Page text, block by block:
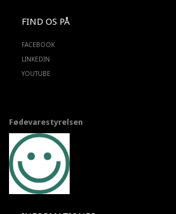
FIND OS PÅ
FACEBOOK
LINKEDIN
YOUTUBE
Fødevarestyrelsen